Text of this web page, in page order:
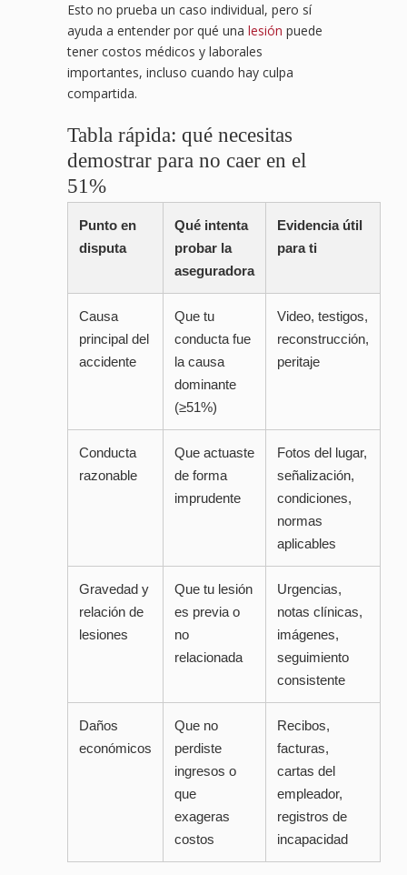
Esto no prueba un caso individual, pero sí
ayuda a entender por qué una lesión puede
tener costos médicos y laborales
importantes, incluso cuando hay culpa
compartida.
Tabla rápida: qué necesitas
demostrar para no caer en el
51%
Punto en
disputa
Qué intenta
probar la
aseguradora
Evidencia útil
para ti
Causa
principal del
accidente
Que tu
conducta fue
la causa
dominante
(≥51%)
Video, testigos,
reconstrucción,
peritaje
Conducta
razonable
Que actuaste
de forma
imprudente
Fotos del lugar,
señalización,
condiciones,
normas
aplicables
Gravedad y
relación de
lesiones
Que tu lesión
es previa o
no
relacionada
Urgencias,
notas clínicas,
imágenes,
seguimiento
consistente
Daños
económicos
Que no
perdiste
ingresos o
que
exageras
costos
Recibos,
facturas,
cartas del
empleador,
registros de
incapacidad